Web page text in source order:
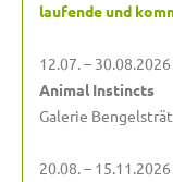
laufende und
12.07. – 30.08.2026
Animal Instincts
Galerie
20.08. – 15.11.2026